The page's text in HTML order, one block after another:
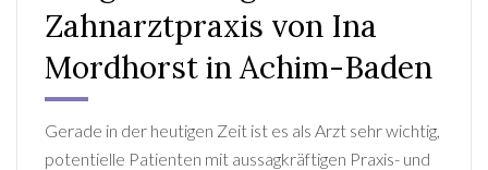
Zahnarztpraxis von Ina
Mordhorst in Achim-Baden
Gerade in der heutigen Zeit ist es als Arzt sehr wichtig,
potentielle Patienten mit aussagkräftigen Praxis- und